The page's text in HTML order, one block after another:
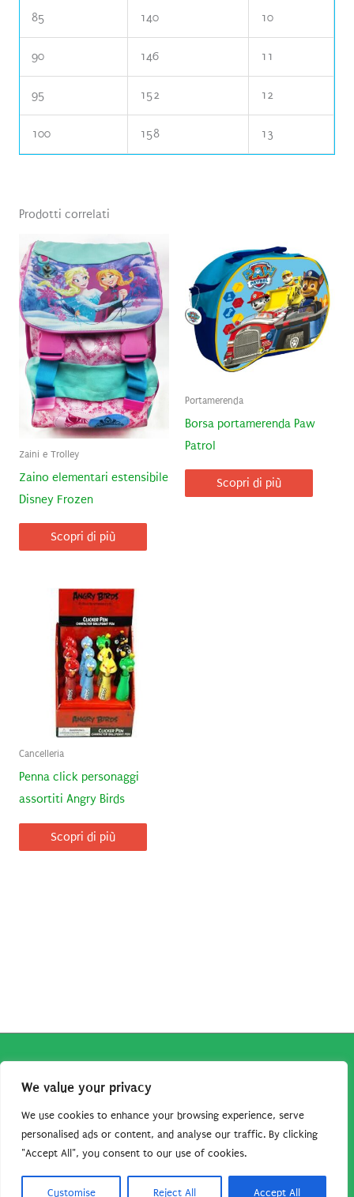
We value your privacy
We use cookies to enhance your browsing experience, serve
personalised ads or content, and analyse our traffic. By clicking
"Accept All", you consent to our use of cookies.
Customise Reject All Accept All
85 140 10
90 146 11
95 152 12
100 158 13
Prodotti correlati
Zaini e Trolley
Zaino elementari estensibile
Disney Frozen
Scopri di più
Portamerenda
Borsa portamerenda Paw
Patrol
Scopri di più
Cancelleria
Penna click personaggi
assortiti Angry Birds
Scopri di più
associato Amazon percepisce dei ricavi da acquisti idonei.
Tutti i guadagni sono direttamente reinvestiti in questo sito
per continuare a condividere tutorial e risorse per gli amanti
dei cartoon. Grazie per il vostro sostegno!
Barbara Basso - P. Iva 09792641004